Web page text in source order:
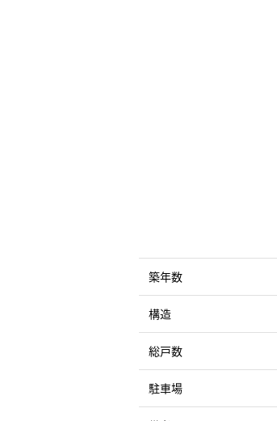
築年数
構造
総戸数
駐車場